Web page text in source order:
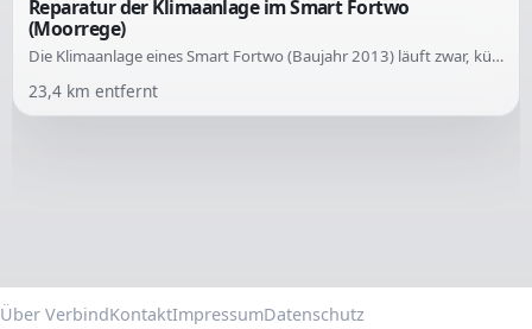
Reparatur der Klimaanlage im Smart Fortwo
(Moorrege)
Die Klimaanlage eines Smart Fortwo (Baujahr 2013) läuft zwar, kühlt jedoch nicht mehr. Es wird Hilfe benötigt, um das Problem zu reparieren oder zu überprüfen, ob alles in Ordnung ist.
23,4 km entfernt
Über VerbindKontaktImpressumDatenschutz